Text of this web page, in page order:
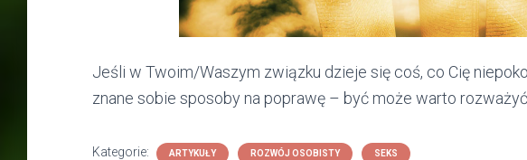
Jeśli w Twoim/Waszym związku dzieje się coś, co Cię
znane sobie sposoby na poprawę – być może warto rozważyć
Kategorie: ARTYKUŁY ROZWÓJ OSOBISTY SEKS